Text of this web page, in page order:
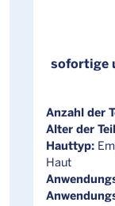
sofortige
Anzahl der
Alter der
Hauttyp:
Haut